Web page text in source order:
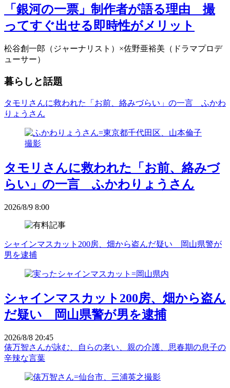
「銀河の一票」制作者が語る理由 撮
ってすぐ出せる即時性がメリット
松谷創一郎（ジャーナリスト）×佐野亜裕美（ドラマプロデ
ューサー）
暮らしと話題
タモリさんに救われた「お前、絡みづらい」の一言 ふかわ
りょうさん
タモリさんに救われた「お前、絡みづ
らい」の一言 ふかわりょうさん
2026/8/9 8:00
シャインマスカット200房、畑から盗んだ疑い 岡山県警が
男を逮捕
シャインマスカット200房、畑から盗ん
だ疑い 岡山県警が男を逮捕
2026/8/8 20:45
俵万智さんが詠む、自らの老い、親の介護、思春期の息子の
辛辣な言葉